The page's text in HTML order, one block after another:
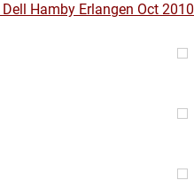
Hamby Erlangen Oct 2010